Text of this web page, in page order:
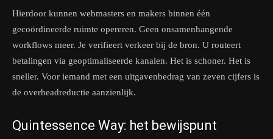
Hierdoor kunnen webmasters en makers binnen één
gecoördineerde ruimte opereren. Geen onsamenhangende
workflows meer. Je verifieert verkeer bij de bron. U routeert
betalingen via geoptimaliseerde kanalen. Het is schoner. Het is
sneller. Voor iemand met een uitgavenbedrag van zeven cijfers is
de overheadreductie aanzienlijk.
Quintessence Way: het bewijspunt